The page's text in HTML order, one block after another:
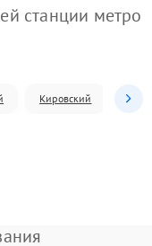
станции метро
Кировский